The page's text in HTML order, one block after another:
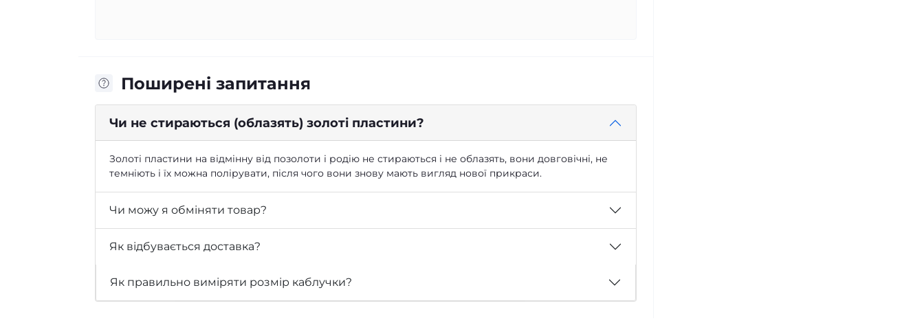
Поширені запитання
Чи не стираються (облазять) золоті пластини?
Золоті пластини на відмінну від позолоти і родію не стираються і не облазять, вони довговічні, не
темніють і їх можна полірувати, після чого вони знову мають вигляд нової прикраси.
Чи можу я обміняти товар?
Як відбувається доставка?
Як правильно виміряти розмір каблучки?